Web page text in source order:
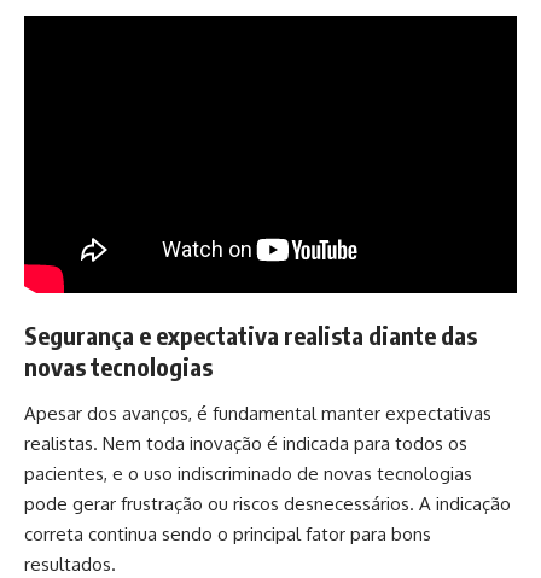
Segurança e expectativa realista diante das
novas tecnologias
Apesar dos avanços, é fundamental manter expectativas
realistas. Nem toda inovação é indicada para todos os
pacientes, e o uso indiscriminado de novas tecnologias
pode gerar frustração ou riscos desnecessários. A indicação
correta continua sendo o principal fator para bons
resultados.